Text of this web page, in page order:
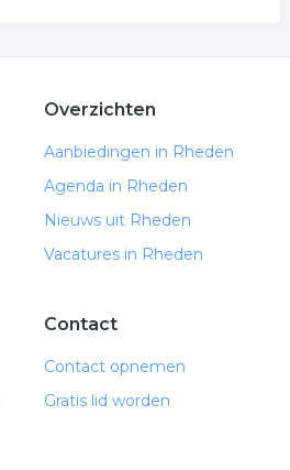
Overzichten
Aanbiedingen in Rheden
Agenda in Rheden
Nieuws uit Rheden
Vacatures in Rheden
Contact
Contact opnemen
Gratis lid worden